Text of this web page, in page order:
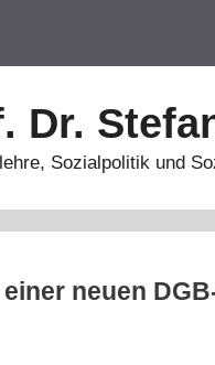
Dr.
Sozialpolitik und
neuen